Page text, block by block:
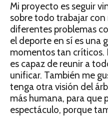
Mi proyecto es seguir
sobre todo trabajar con
diferentes problemas
el deporte en sí es una
momentos tan críticos.
es capaz de reunir a
unificar. También me
tenga otra visión del
más humana, para que
espectáculo, porque